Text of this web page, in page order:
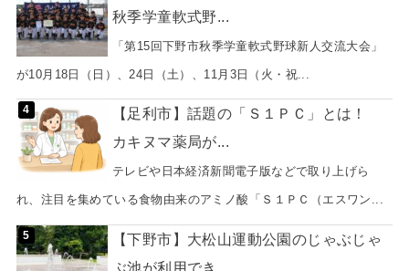
秋季学童軟式野...
「第15回下野市秋季学童軟式野球新人交流大会」
が10月18日（日）、24日（土）、11月3日（火・祝...
【足利市】話題の「Ｓ１ＰＣ」とは！
カキヌマ薬局が...
テレビや日本経済新聞電子版などで取り上げら
れ、注目を集めている食物由来のアミノ酸「Ｓ１ＰＣ（エスワン...
【下野市】大松山運動公園のじゃぶじゃ
ぶ池が利用でき...